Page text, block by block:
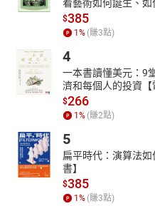
台灣人一年四季都愛吃烤肉，
稍微有點人氣的店家甚至都要
出燒肉餐廳有多夯！這次精選
店，比一比他們的人氣菜單以
對妳的胃！
2022爆款球鞋推薦！
New Balance 237、Nike、愛迪
能錯過，一踩上就超長腿而且隨
Balance、愛迪達、PUMA、
選一雙入手！
2021聖誕交換禮物首選推薦！
看藝術如何誕生、如
$385
1 % (賺3點)
4
一本書讀懂美元：9
濟和每個人的投資【
$266
1 % (賺2點)
5
扁平時代：演算法
書】
$385
1 % (賺3點)